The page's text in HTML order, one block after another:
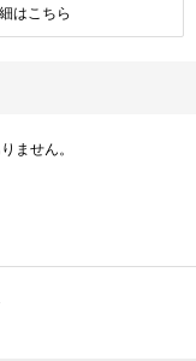
はこちら
ません。